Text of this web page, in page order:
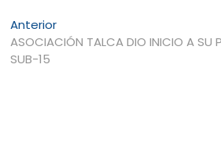
Navegación
de
AnteriorEntrada
anterior:
ASOCIACIÓN TALCA DIO INICIO A SU
SUB-15